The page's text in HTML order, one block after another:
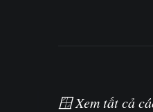
🪟 Xem tất cả